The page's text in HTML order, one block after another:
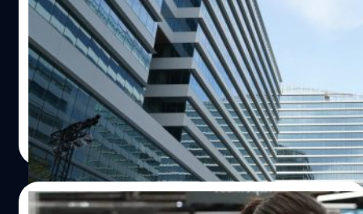
เพิ่มขึ้น กระแสการวิ่งแลกที่สามารถเปลี่ยนความน่าเบื่อของ
การออกกำลังกายให้กลายมาเป็นความท้าทายที่จับต้องได้
ผ่านของรางวัลก็อาจเป็นการจุดประกายให้คนเข้าใจความ
สำคัญและประโยชน์ของการออกกำลังกายมากขึ้นและง่ายขึ้น
เมื่อเทียบกับการบอกว่าวิ่งแล้ว “สุขภาพดีในอนาคต” ซึ่งเป็น
นามธรรมและเห็นผลช้ากว่า ปรากฏการณ์นี้สะท้อนให้เห็นว่า
แบรนด์ต่าง ๆ จับทางจิตวิทยาผู้บริโภคในกระแสการวิ่งได้
อย่างเฉียบคม เพราะแม้คนทั้งหลายจะรู้ว่านี่เป็นแคมเปญการ
ตลาดแบบโต้ง ๆ แต่ก็พร้อมกระโจนเข้าไป ต่างจากการตลาด
แบบเดิมที่พอคนรู้ว่าเป็นแคมเปญก็มักจะเซย์โนส่ายหน้าหนีไว้
ก่อน เพราะนอกจากรางวัลที่ได้แล้ว การเข้าร่วมแคมเปญตาม
สร้างสรรค์ในที่เดียว
BT beartai จะพาไปพรีวิว Cloud 11 ที่ตอนนี้เปิดอย่างเป็นทาง
แล้ว (เมื่อวันที่ 15 กรกฎาคม 2026) แม้ตอนนี้ยังเปิดไม่ครบทุก
โซน แต่ก็ขนร้านค้าและสตูดิโอร่วม 100 แห่ง ทั้งอาหาร กาแฟ
มัตฉะ งานศิลป์ อาร์ตทอย และนิทรรศการสุดชิก มาให้ได้
ประเดิมกันก่อน นอกจากนี้ยังมี Facility มาให้ใช้แบบจุก ๆ
ใครที่เป็นสายครีเอทีฟ อินฟลูเอนเซอร์ ครีเอเตอร์ ศิลปิน หรือ
ชื่นชอบไลฟ์ไสตล์ยุคใหม่ต้องรีบมา ที่นี่อยู่ติดกับทางเชื่อม
BTS ปุณณวิถีเลย ขอเริ่มจากสวนลอยฟ้าขนาด 10 ไร่ ซึ่งใหญ่
ที่สุดในไทย ที่ถูกออกแบบมาเป็นอย่างดี โอบล้อมไปด้วย
ภูษิต เรืองอุดมกิจ| 25 days ago
Read More
15/07/2026